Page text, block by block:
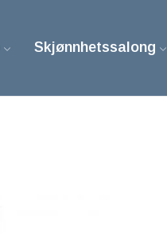
Skjønnhetssalong